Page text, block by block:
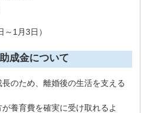
1月3日）
成金について
のため、離婚後の生活を支える
養育費を確実に受け取れるよ